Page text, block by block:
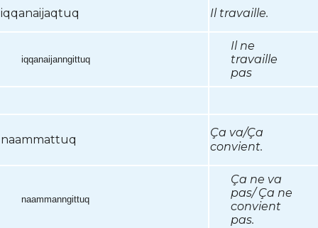
iqqanaijaqtuq Il travaille.
iqqanaijanngittuq
Il ne
travaille
pas
naammattuq
Ça va/Ça
convient.
naammanngittuq
Ça ne va
pas/ Ça ne
convient
pas.